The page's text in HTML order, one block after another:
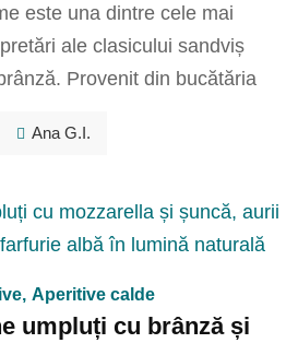
este una dintre cele mai
ale clasicului sandviș
Provenit din bucătăria
Ana G.I.
, Aperitive calde
umpluți cu brânză și